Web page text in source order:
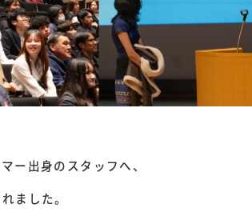
ー出身のスタッフへ、
ました。